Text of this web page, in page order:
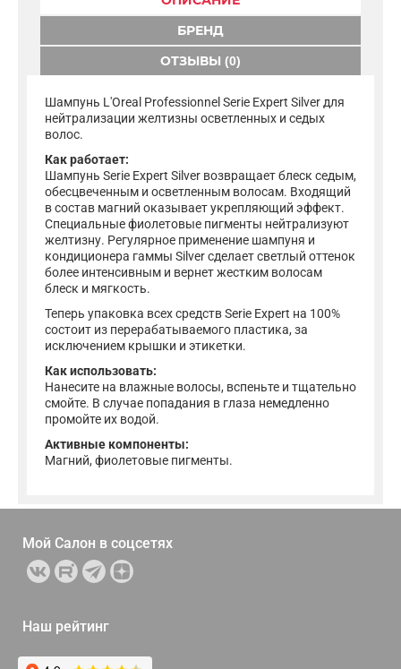
БРЕНД
ОТЗЫВЫ (0)
Шампунь L'Oreal Professionnel Serie Expert Silver для
нейтрализации желтизны осветленных и седых
волос.
Как работает:
Шампунь Serie Expert Silver возвращает блеск седым,
обесцвеченным и осветленным волосам. Входящий
в состав магний оказывает укрепляющий эффект.
Специальные фиолетовые пигменты нейтрализуют
желтизну. Регулярное применение шампуня и
кондиционера гаммы Silver сделает светлый оттенок
более интенсивным и вернет жестким волосам
блеск и мягкость.
Теперь упаковка всех средств Serie Expert на 100%
состоит из перерабатываемого пластика, за
исключением крышки и этикетки.
Как использовать:
Нанесите на влажные волосы, вспеньте и тщательно
смойте. В случае попадания в глаза немедленно
промойте их водой.
Активные компоненты:
Магний, фиолетовые пигменты.
Мой Салон в соцсетях
Наш рейтинг